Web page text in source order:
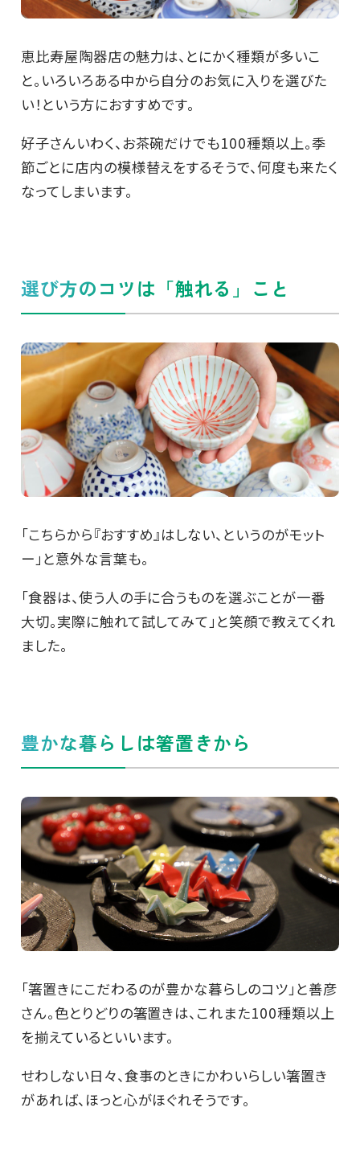
恵比寿屋陶器店の魅力は、とにかく種類が多いこ
と。いろいろある中から自分のお気に入りを選びた
い！という方におすすめです。
好子さんいわく、お茶碗だけでも100種類以上。季
節ごとに店内の模様替えをするそうで、何度も来たく
なってしまいます。
選び方のコツは「触れる」こと
「こちらから『おすすめ』はしない、というのがモット
ー」と意外な言葉も。
「食器は、使う人の手に合うものを選ぶことが一番
大切。実際に触れて試してみて」と笑顔で教えてくれ
ました。
豊かな暮らしは箸置きから
「箸置きにこだわるのが豊かな暮らしのコツ」と善彦
さん。色とりどりの箸置きは、これまた100種類以上
を揃えているといいます。
せわしない日々、食事のときにかわいらしい箸置き
があれば、ほっと心がほぐれそうです。